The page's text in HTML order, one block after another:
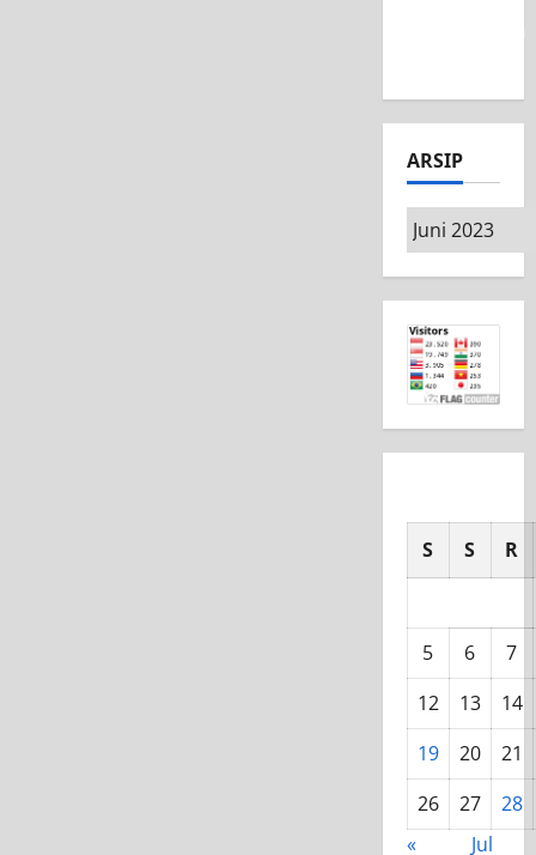
ARSIP
S S R
5 6
7
12
13
14
19
20
21
26
27
28
«
Jul